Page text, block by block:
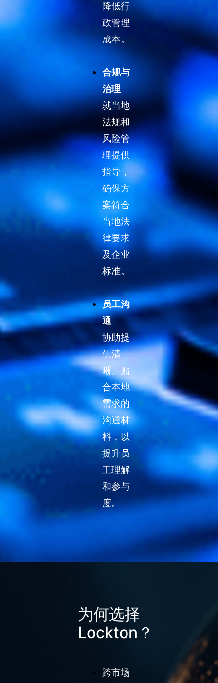
降低行
政管理
成本。
合规与
治理
就当地
法规和
风险管
理提供
指导，
确保方
案符合
当地法
律要求
及企业
标准。
员工沟
通
协助提
供清
晰、贴
合本地
需求的
沟通材
料，以
提升员
工理解
和参与
度。
为何选择
Lockton？
跨市场